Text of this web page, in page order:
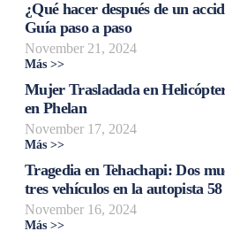
¿Qué hacer después de un
Guía paso a paso
November 21, 2024
Más >>
Mujer Trasladada en
en Phelan
November 17, 2024
Más >>
Tragedia en Tehachapi: Dos
tres vehículos en la autopista 58
November 16, 2024
Más >>